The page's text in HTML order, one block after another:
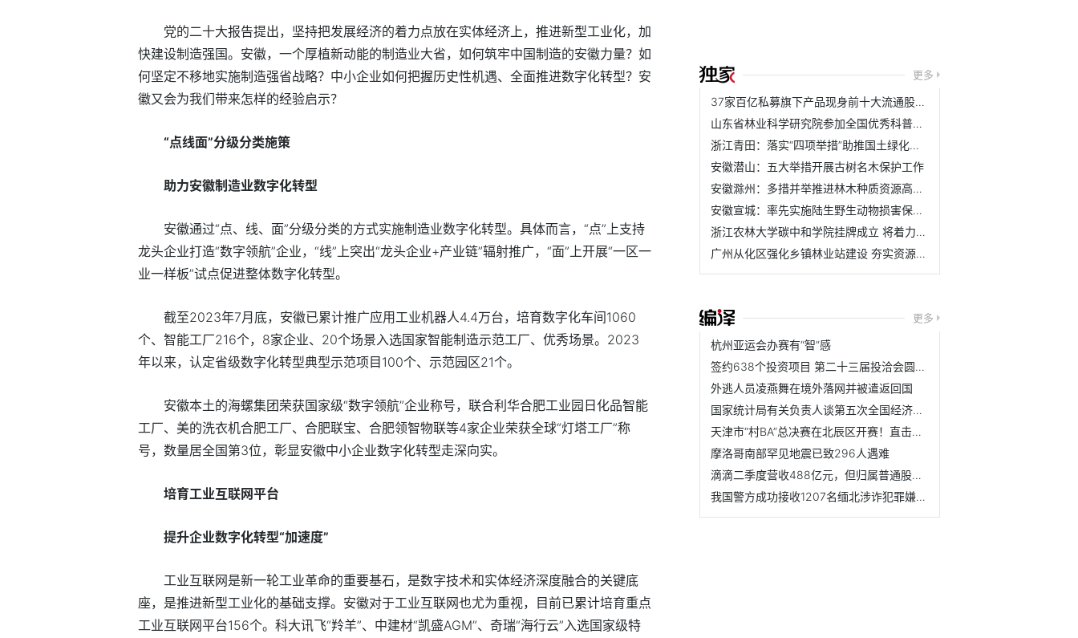
党的二十大报告提出，坚持把发展经济的着力点放在实体经济上，推进新型工业化，加
快建设制造强国。安徽，一个厚植新动能的制造业大省，如何筑牢中国制造的安徽力量？如
何坚定不移地实施制造强省战略？中小企业如何把握历史性机遇、全面推进数字化转型？安
徽又会为我们带来怎样的经验启示？
“点线面”分级分类施策
助力安徽制造业数字化转型
安徽通过“点、线、面”分级分类的方式实施制造业数字化转型。具体而言，“点”上支持
龙头企业打造“数字领航”企业，“线”上突出“龙头企业+产业链”辐射推广，“面”上开展“一区一
业一样板”试点促进整体数字化转型。
截至2023年7月底，安徽已累计推广应用工业机器人4.4万台，培育数字化车间1060
个、智能工厂216个，8家企业、20个场景入选国家智能制造示范工厂、优秀场景。2023
年以来，认定省级数字化转型典型示范项目100个、示范园区21个。
安徽本土的海螺集团荣获国家级“数字领航”企业称号，联合利华合肥工业园日化品智能
工厂、美的洗衣机合肥工厂、合肥联宝、合肥领智物联等4家企业荣获全球“灯塔工厂”称
号，数量居全国第3位，彰显安徽中小企业数字化转型走深向实。
培育工业互联网平台
提升企业数字化转型“加速度”
工业互联网是新一轮工业革命的重要基石，是数字技术和实体经济深度融合的关键底
座，是推进新型工业化的基础支撑。安徽对于工业互联网也尤为重视，目前已累计培育重点
工业互联网平台156个。科大讯飞“羚羊”、中建材“凯盛AGM”、奇瑞“海行云”入选国家级特
更多
37家百亿私募旗下产品现身前十大流通股名单
山东省林业科学研究院参加全国优秀科普作品评选活动
浙江青田：落实“四项举措”助推国土绿化取得新成效
安徽潜山：五大举措开展古树名木保护工作
安徽滁州：多措并举推进林木种质资源高质量发展
安徽宣城：率先实施陆生野生动物损害保险理赔机制
浙江农林大学碳中和学院挂牌成立 将着力培养具有碳中和与农...
广州从化区强化乡镇林业站建设 夯实资源管护基层基础
更多
杭州亚运会办赛有“智”感
签约638个投资项目 第二十三届投洽会圆满落幕
外逃人员凌燕舞在境外落网并被遣返回国
国家统计局有关负责人谈第五次全国经济普查进展
天津市“村BA”总决赛在北辰区开赛！直击揭幕战！
摩洛哥南部罕见地震已致296人遇难
滴滴二季度营收488亿元，但归属普通股东净亏
我国警方成功接收1207名缅北涉诈犯罪嫌疑人